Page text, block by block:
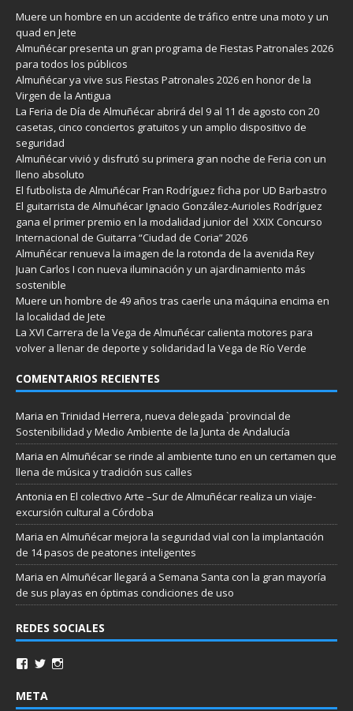
Muere un hombre en un accidente de tráfico entre una moto y un
quad en Jete
Almuñécar presenta un gran programa de Fiestas Patronales 2026
para todos los públicos
Almuñécar ya vive sus Fiestas Patronales 2026 en honor de la
Virgen de la Antigua
La Feria de Día de Almuñécar abrirá del 9 al 11 de agosto con 20
casetas, cinco conciertos gratuitos y un amplio dispositivo de
seguridad
Almuñécar vivió y disfrutó su primera gran noche de Feria con un
lleno absoluto
El futbolista de Almuñécar Fran Rodríguez ficha por UD Barbastro
El guitarrista de Almuñécar Ignacio González-Aurioles Rodríguez
gana el primer premio en la modalidad junior del XXIX Concurso
Internacional de Guitarra “Ciudad de Coria” 2026
Almuñécar renueva la imagen de la rotonda de la avenida Rey
Juan Carlos I con nueva iluminación y un ajardinamiento más
sostenible
Muere un hombre de 49 años tras caerle una máquina encima en
la localidad de Jete
La XVI Carrera de la Vega de Almuñécar calienta motores para
volver a llenar de deporte y solidaridad la Vega de Río Verde
COMENTARIOS RECIENTES
Maria en Trinidad Herrera, nueva delegada `provincial de
Sostenibilidad y Medio Ambiente de la Junta de Andalucía
Maria en Almuñécar se rinde al ambiente tuno en un certamen que
llena de música y tradición sus calles
Antonia en El colectivo Arte –Sur de Almuñécar realiza un viaje-
excursión cultural a Córdoba
Maria en Almuñécar mejora la seguridad vial con la implantación
de 14 pasos de peatones inteligentes
Maria en Almuñécar llegará a Semana Santa con la gran mayoría
de sus playas en óptimas condiciones de uso
REDES SOCIALES
META